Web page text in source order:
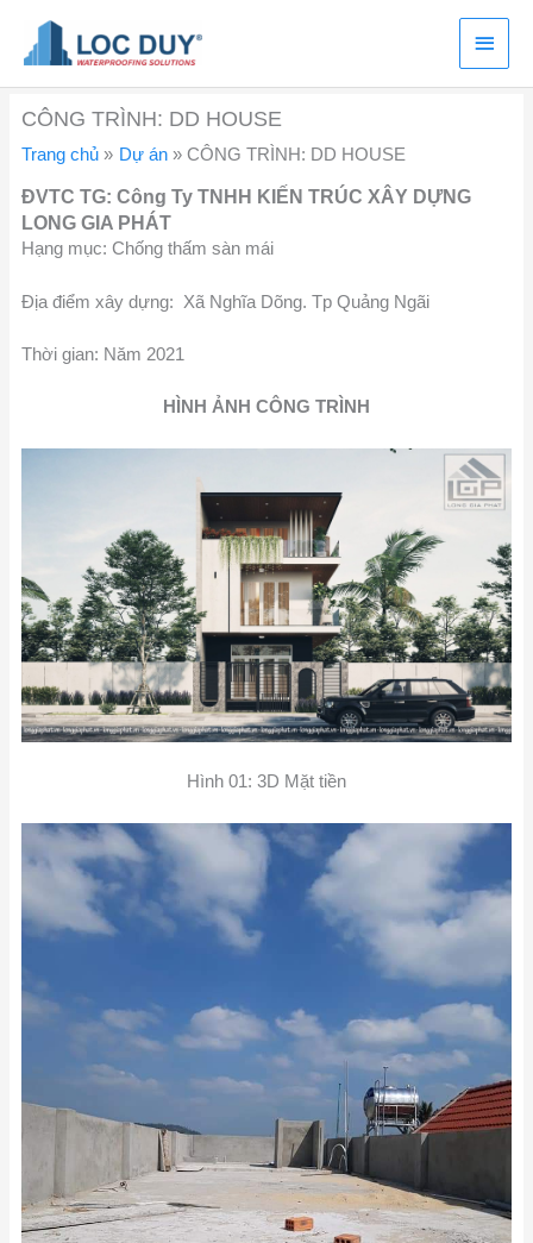
dung
Menu
chính
CÔNG TRÌNH: DD HOUSE
Trang chủ Dự án CÔNG TRÌNH: DD HOUSE
ĐVTC TG: Công Ty TNHH KIẾN TRÚC XÂY DỰNG
LONG GIA PHÁT
Hạng mục: Chống thấm sàn mái
Địa điểm xây dựng: Xã Nghĩa Dõng. Tp Quảng Ngãi
Thời gian: Năm 2021
HÌNH ẢNH CÔNG TRÌNH
Hình 01: 3D Mặt tiền